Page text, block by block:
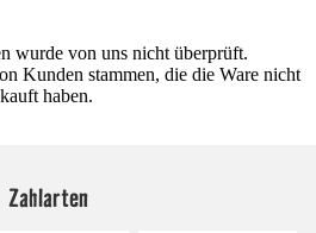
wurde von uns nicht überprüft.
Kunden stammen, die die Ware nicht
haben.
Zahlarten